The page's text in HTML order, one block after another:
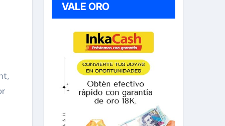
VALE ORO